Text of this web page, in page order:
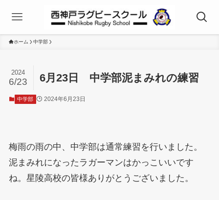
ホーム 中学部
6月23日 中学部泥まみれの練習
2024
6/23
中学部 2024年6月23日
梅雨の雨の中、中学部は通常練習を行いました。
泥まみれになったラガーマンはかっこいいです
ね。星陵高校の皆様ありがとうございました。